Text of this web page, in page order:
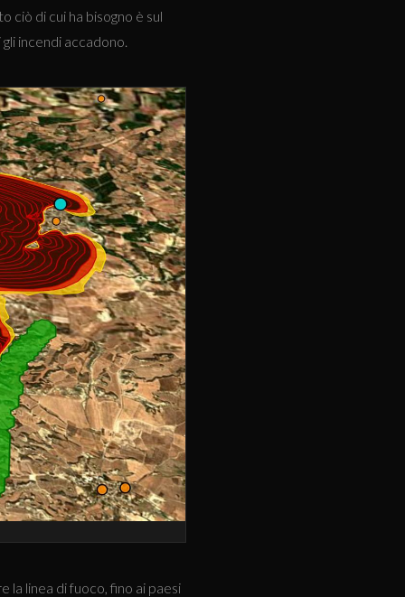
ciò di cui ha bisogno è sul
incendi accadono.
la linea di fuoco, fino ai paesi